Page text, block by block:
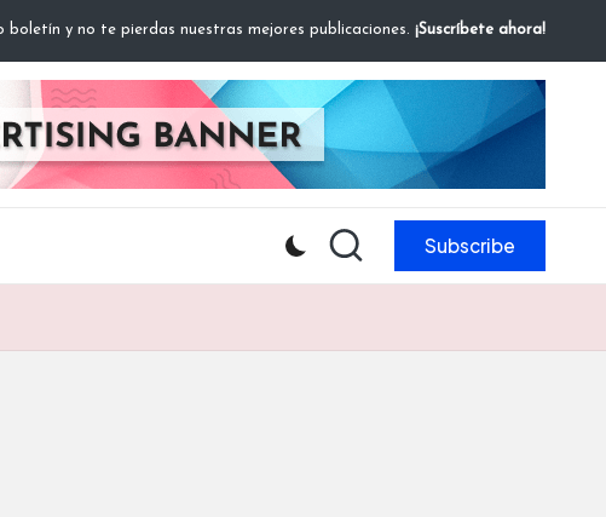
boletín y no te pierdas nuestras mejores publicaciones. ¡Suscríbete ahora!
Subscribe